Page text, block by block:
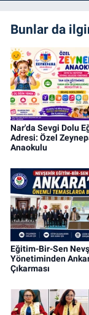
Bunlar da
Nar'da Sevgi Dolu
Adresi: Özel
Anaokulu
Eğitim-Bir-Sen
Yönetiminden
Çıkarması